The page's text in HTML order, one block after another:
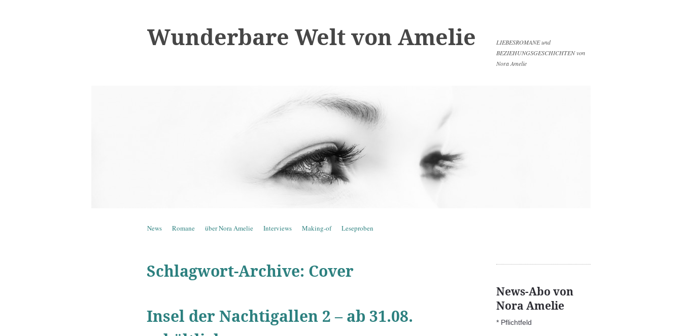
Wunderbare Welt von Amelie
LIEBESROMANE und
BEZIEHUNGSGESCHICHTEN von
Nora Amelie
Menü
Springe zum Inhalt
News Romane über Nora Amelie Interviews Making-of Leseproben
Schlagwort-Archive: Cover
Insel der Nachtigallen 2 – ab 31.08.
News-Abo von
Nora Amelie
* Pflichtfeld